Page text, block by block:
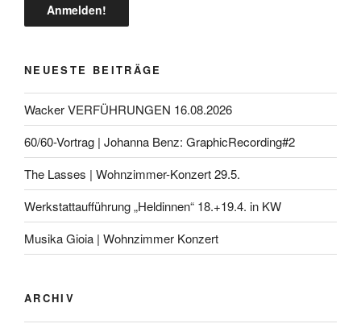
NEUESTE BEITRÄGE
Wacker VERFÜHRUNGEN 16.08.2026
60/60-Vortrag | Johanna Benz: GraphicRecording#2
The Lasses | Wohnzimmer-Konzert 29.5.
Werkstattaufführung „Heldinnen“ 18.+19.4. in KW
Musika Gioia | Wohnzimmer Konzert
ARCHIV